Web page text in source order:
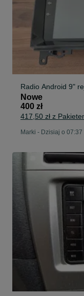
Radio Android 9"
Nowe
400 zł
417,50 zł z
Marki - Dzisiaj o 07:37